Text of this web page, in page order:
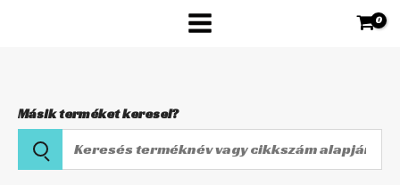
Másik terméket keresel?
Keresés
terméknév